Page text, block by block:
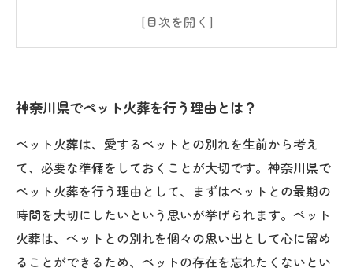
ペット火葬の手続きは不安なく完了できます
神奈川県でペット火葬を行う理由とは？
ペット火葬は、愛するペットとの別れを生前から考え
て、必要な準備をしておくことが大切です。神奈川県で
ペット火葬を行う理由として、まずはペットとの最期の
時間を大切にしたいという思いが挙げられます。ペット
火葬は、ペットとの別れを個々の思い出として心に留め
ることができるため、ペットの存在を忘れたくないとい